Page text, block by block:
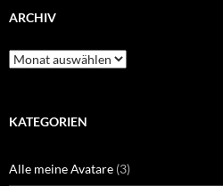
ARCHIV
Archiv
KATEGORIEN
Alle meine Avatare (3)